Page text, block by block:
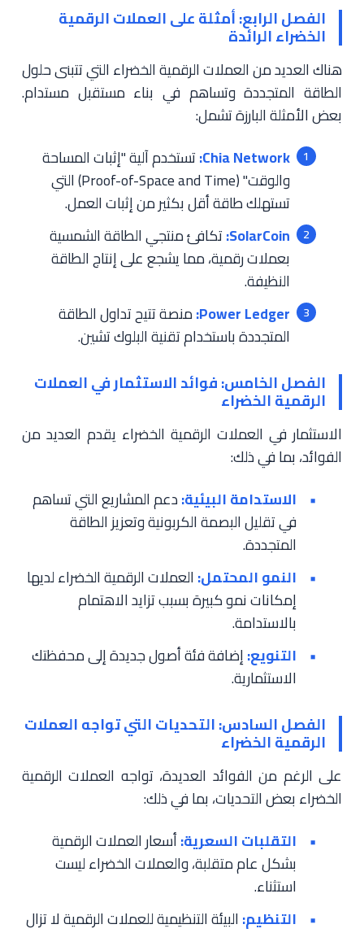
الفصل الرابع: أمثلة على العملات الرقمية
الخضراء الرائدة
هناك العديد من العملات الرقمية الخضراء التي تتبنى حلول
الطاقة المتجددة وتساهم في بناء مستقبل مستدام.
بعض الأمثلة البارزة تشمل:
Chia Network: تستخدم آلية "إثبات المساحة
والوقت" (Proof-of-Space and Time) التي
تستهلك طاقة أقل بكثير من إثبات العمل.
SolarCoin: تكافئ منتجي الطاقة الشمسية
بعملات رقمية، مما يشجع على إنتاج الطاقة
النظيفة.
Power Ledger: منصة تتيح تداول الطاقة
المتجددة باستخدام تقنية البلوك تشين.
الفصل الخامس: فوائد الاستثمار في العملات
الرقمية الخضراء
الاستثمار في العملات الرقمية الخضراء يقدم العديد من
الفوائد، بما في ذلك:
الاستدامة البيئية:دعم المشاريع التي تساهم
في تقليل البصمة الكربونية وتعزيز الطاقة
المتجددة.
النمو المحتمل: العملات الرقمية الخضراء لديها
إمكانات نمو كبيرة بسبب تزايد الاهتمام
بالاستدامة.
التنويع:إضافة فئة أصول جديدة إلى محفظتك
الاستثمارية.
الفصل السادس: التحديات التي تواجه العملات
الرقمية الخضراء
على الرغم من الفوائد العديدة، تواجه العملات الرقمية
الخضراء بعض التحديات، بما في ذلك:
التقلبات السعرية:أسعار العملات الرقمية
بشكل عام متقلبة، والعملات الخضراء ليست
استثناء.
التنظيم: البيئة التنظيمية للعملات الرقمية لا تزال